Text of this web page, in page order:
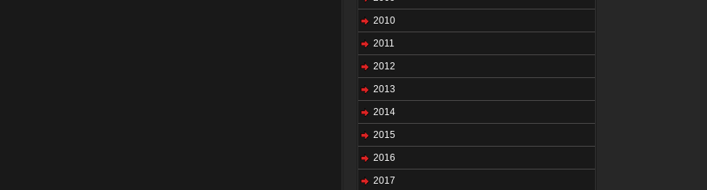
2010
2011
2012
2013
2014
2015
2016
2017